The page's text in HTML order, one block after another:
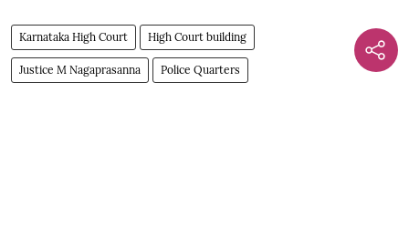
Karnataka High Court High Court building
Justice M Nagaprasanna Police Quarters